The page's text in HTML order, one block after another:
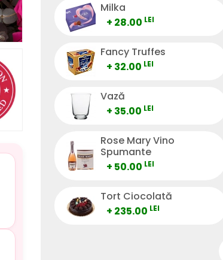
Milka
+ 28.00 LEI
Fancy Truffes
+ 32.00 LEI
Vază
+ 35.00 LEI
Rose Mary Vino
Spumante
+ 50.00 LEI
Tort Ciocolată
+ 235.00 LEI